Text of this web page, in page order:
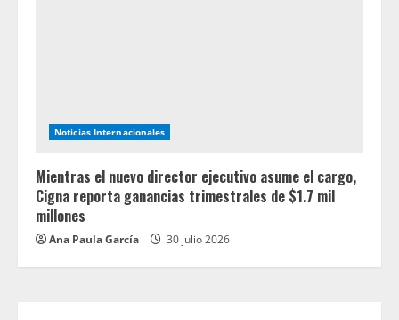
Noticias Internacionales
Mientras el nuevo director ejecutivo asume el cargo,
Cigna reporta ganancias trimestrales de $1.7 mil
millones
Ana Paula García 30 julio 2026